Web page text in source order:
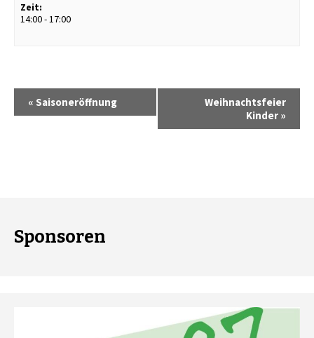
Zeit:
14:00 - 17:00
« Saisoneröffnung
Weihnachtsfeier
Kinder »
Sponsoren